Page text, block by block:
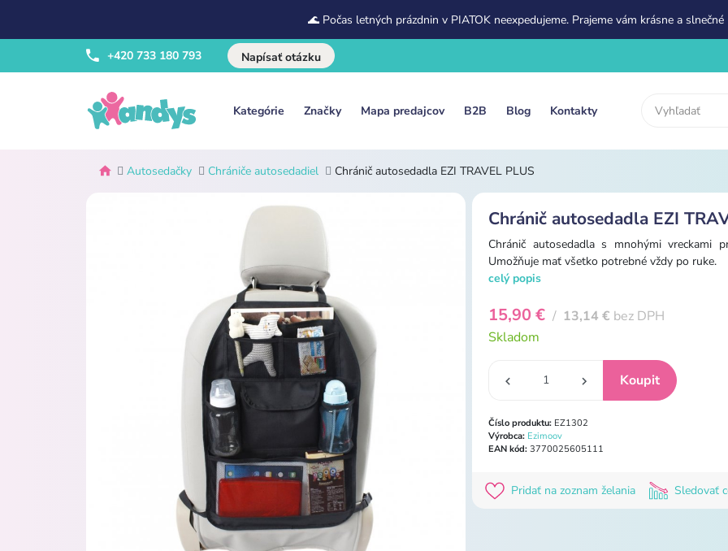
🌊 Počas letných prázdnin v PIATOK neexpedujeme. Prajeme vám krásne a
+420 733 180 793 Napísať otázku
Kategórie Značky Mapa predajcov B2B Blog Kontakty
Autosedačky Chrániče autosedadiel Chránič autosedadla EZI TRAVEL PLUS
Chránič autosedadla EZI
Chránič autosedadla s mnohými vreckami
Umožňuje mať všetko potrebné vždy po ruke.
celý popis
15,90 € / 13,14 € bez DPH
Skladom
Číslo produktu: EZ1302
Výrobca: Ezimoov
EAN kód: 3770025605111
Pridať na zoznam želania Sledovať